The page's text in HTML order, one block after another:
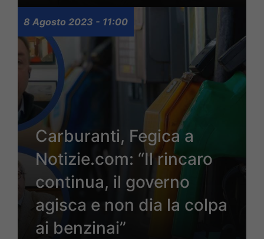
8 Agosto 2023 - 11:00
Carburanti, Fegica a
Notizie.com: “Il rincaro
continua, il governo
agisca e non dia la colpa
ai benzinai”